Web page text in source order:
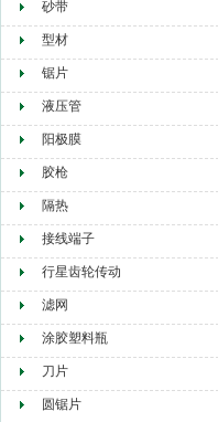
砂带
型材
锯片
液压管
阳极膜
胶枪
隔热
接线端子
行星齿轮传动
滤网
涂胶塑料瓶
刀片
圆锯片